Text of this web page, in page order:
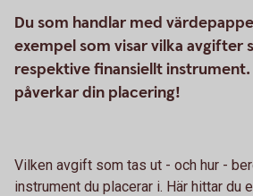
Du som handlar med
exempel som visar vilka avgifter
respektive finansiellt
påverkar din placering!
Vilken avgift som tas ut - och hur -
instrument du placerar i. Här hittar du